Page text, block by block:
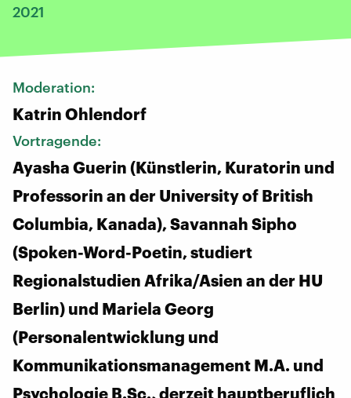
2021
Moderation:
Katrin Ohlendorf
Vortragende:
Ayasha Guerin (Künstlerin, Kuratorin und
Professorin an der University of British
Columbia, Kanada), Savannah Sipho
(Spoken-Word-Poetin, studiert
Regionalstudien Afrika/Asien an der HU
Berlin) und Mariela Georg
(Personalentwicklung und
Kommunikationsmanagement M.A. und
Psychologie B.Sc., derzeit hauptberuflich